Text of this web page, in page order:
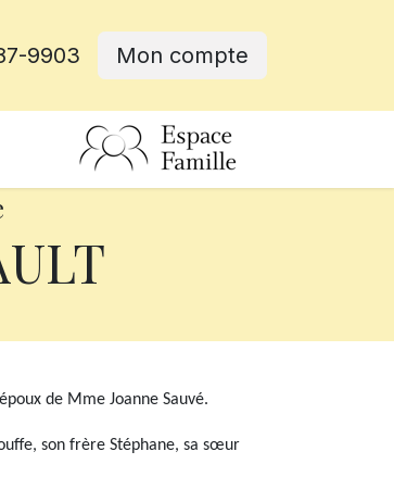
9903 Mon compte
de Mme Joanne Sauvé.
son frère Stéphane, sa sœur